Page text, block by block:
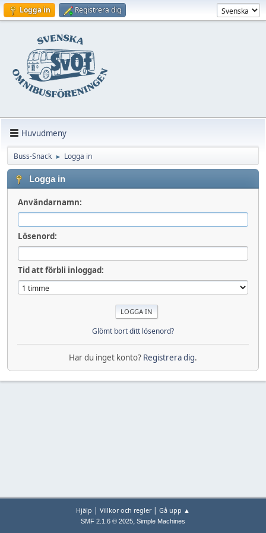
Logga in Registrera dig
Huvudmeny
Buss-Snack ► Logga in
Logga in
Användarnamn:
Lösenord:
Tid att förbli inloggad:
Glömt bort ditt lösenord?
Har du inget konto? Registrera dig.
Hjälp | Villkor och regler| Gå upp ▲
SMF 2.1.6 © 2025, Simple Machines